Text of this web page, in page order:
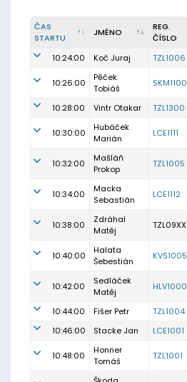
ČAS
STARTU
JMÉNO
REG.
ČÍSLO
10:24:00 Koč Juraj TZL1006
10:26:00
Pěček
Tobiáš
SKM1100
10:28:00 Vintr Otakar TZL1300
10:30:00
Hubáček
Marián
LCE1111
10:32:00
Mašláň
Prokop
TZL1005
10:34:00
Macka
Sebastián
LCE1112
10:38:00
Zdráhal
Matěj
TZL09XX
10:40:00
Halata
Šebestián
KVS1005
10:42:00
Sedláček
Matěj
HLV1000
10:44:00 Fišer Petr TZL1004
10:46:00
Stacke Jan LCE1001
10:48:00
Honner
Tomáš
TZL1001